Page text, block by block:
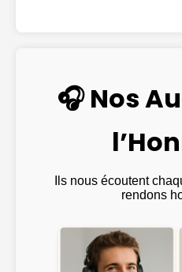
🎧 Nos
Ils nous écoutent
rendons